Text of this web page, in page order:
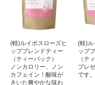
(軽)ルイボスローズヒ
ップブレンドティー
（ティーパック）
ノンカロリー、ノン
カフェイン！酸味が
きいた爽やかな味わ
(軽)ル
ップ
（テ
プレ
です。